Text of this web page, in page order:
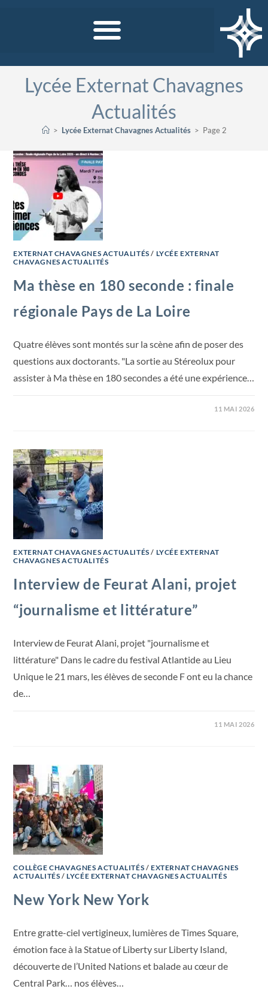
Lycée Externat Chavagnes
Actualités
> Lycée Externat Chavagnes Actualités > Page 2
EXTERNAT CHAVAGNES ACTUALITÉS / LYCÉE EXTERNAT
CHAVAGNES ACTUALITÉS
Ma thèse en 180 seconde : finale
régionale Pays de La Loire
Quatre élèves sont montés sur la scène afin de poser des
questions aux doctorants. "La sortie au Stéreolux pour
assister à Ma thèse en 180 secondes a été une expérience…
11 MAI 2026
EXTERNAT CHAVAGNES ACTUALITÉS / LYCÉE EXTERNAT
CHAVAGNES ACTUALITÉS
Interview de Feurat Alani, projet
“journalisme et littérature”
Interview de Feurat Alani, projet "journalisme et
littérature" Dans le cadre du festival Atlantide au Lieu
Unique le 21 mars, les élèves de seconde F ont eu la chance
de…
11 MAI 2026
COLLÈGE CHAVAGNES ACTUALITÉS /EXTERNAT CHAVAGNES
ACTUALITÉS /LYCÉE EXTERNAT CHAVAGNES ACTUALITÉS
New York New York
Entre gratte-ciel vertigineux, lumières de Times Square,
émotion face à la Statue of Liberty sur Liberty Island,
découverte de l’United Nations et balade au cœur de
Central Park… nos élèves…